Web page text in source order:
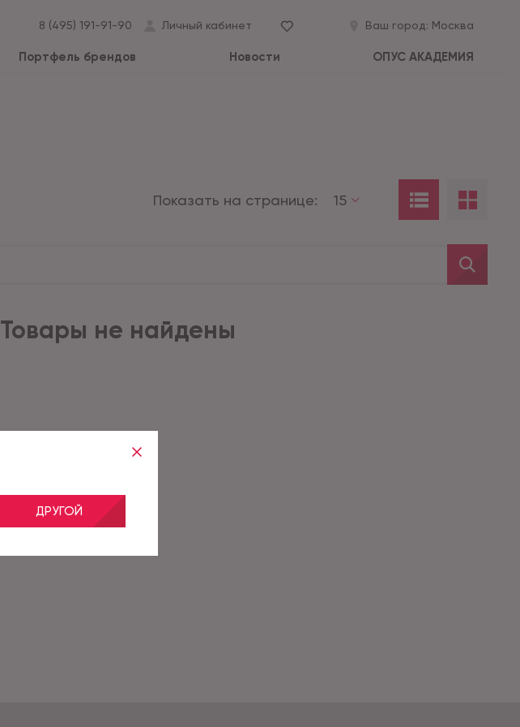
ДРУГОЙ
8 (495) 191-91-90 Личный кабинет Ваш город: Москва
Портфель брендов Новости ОПУС АКАДЕМИЯ
Показать на странице: 15
Товары не найдены